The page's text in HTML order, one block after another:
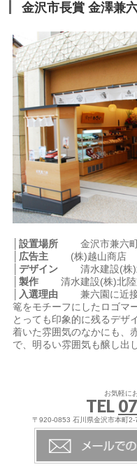
金沢市長賞 金澤兼
│設置場所 金沢市兼六
│広告主 (株)越山商店
│デザイン 清水建設(株)
│製作 清水建設(株)北陸
│入選理由 兼六園に近接
篭をモチーフにしたロゴマ
とっても印象的に残るデザ
着いた雰囲気のなかにも、
で、明るい雰囲気も醸し出
お気軽に
TEL
〒920-0853 石川県金沢市本町